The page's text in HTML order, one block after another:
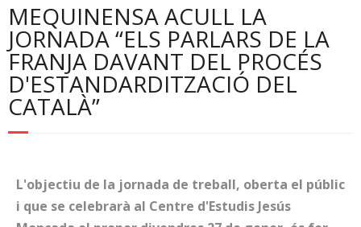
MEQUINENSA ACULL LA
JORNADA “ELS PARLARS DE LA
FRANJA DAVANT DEL PROCÉS
D'ESTANDARDITZACIÓ DEL
CATALÀ”
L'objectiu de la jornada de treball, oberta el públic
i que se celebrarà al Centre d'Estudis Jesús